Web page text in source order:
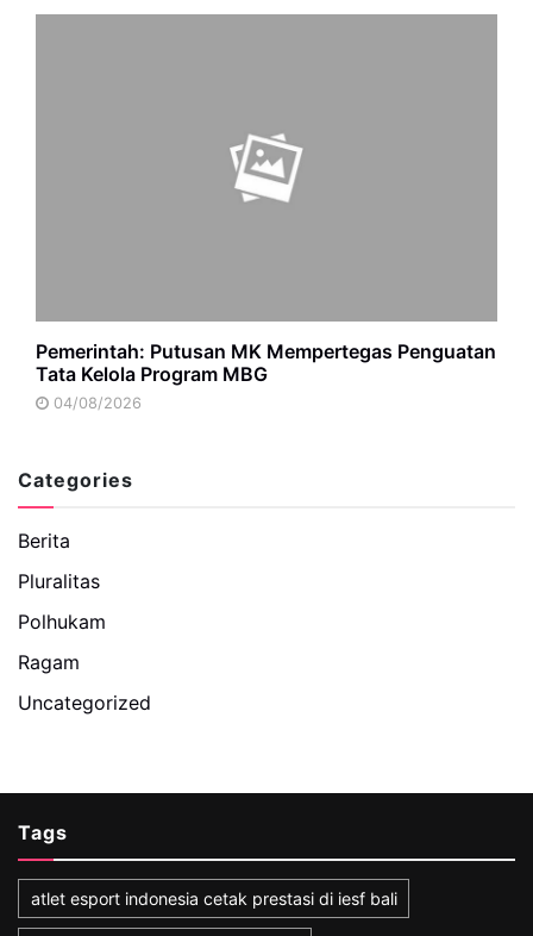
Pemerintah: Putusan MK Mempertegas Penguatan
Tata Kelola Program MBG
04/08/2026
Categories
Berita
Pluralitas
Polhukam
Ragam
Uncategorized
Tags
atlet esport indonesia cetak prestasi di iesf bali